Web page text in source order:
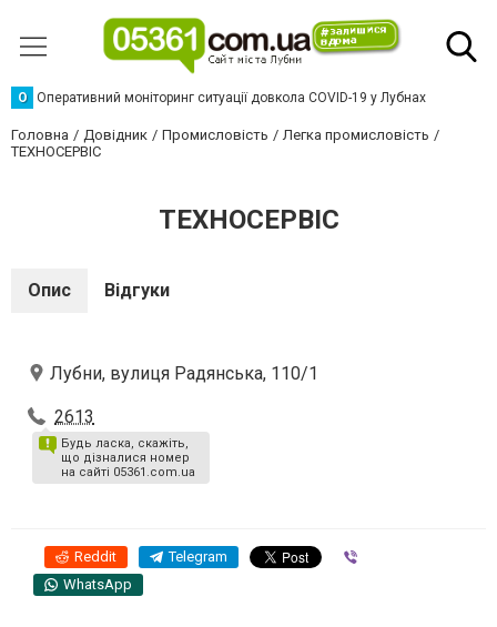
О Оперативний моніторинг ситуації довкола COVID-19 у Лубнах
Головна Довідник Промисловість
Легка промисловість
ТЕХНОСЕРВІС
ТЕХНОСЕРВІС
Опис Відгуки
Лубни, вулиця Радянська, 110/1
2613
Будь ласка, скажіть,
що дізналися номер
на сайті 05361.com.ua
Reddit Telegram
WhatsApp